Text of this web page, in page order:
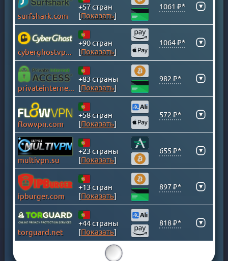
КАЗАХСТАН
КАЙМАНОВЫ ОСТРОВА
КАМБОДЖА
КАНАДА
КАТАР
КЕНИЯ
КИПР
КОЛУМБИЯ
КОСОВО
КОСТА-РИКА
ЛАТВИЯ
ЛИХТЕНШТЕЙН
ЛЮКСЕМБУРГ
МАКАО
МАКЕДОНИЯ
МАЛАЙЗИЯ
surfshark.com
+57 стран
[Показать]
1061 ₽* ▾
cyberghostvpn.com
+90 стран
[Показать]
1064 ₽* ▾
privateinternetaccess.com
+83 страны
[Показать]
982 ₽* ▾
flowvpn.com
+58 стран
[Показать]
572 ₽* ▾
multivpn.su
+23 страны
[Показать]
655 ₽* ▾
ipburger.com
+13 стран
[Показать]
897 ₽* ▾
torguard.net
+44 страны
[Показать]
818 ₽* ▾